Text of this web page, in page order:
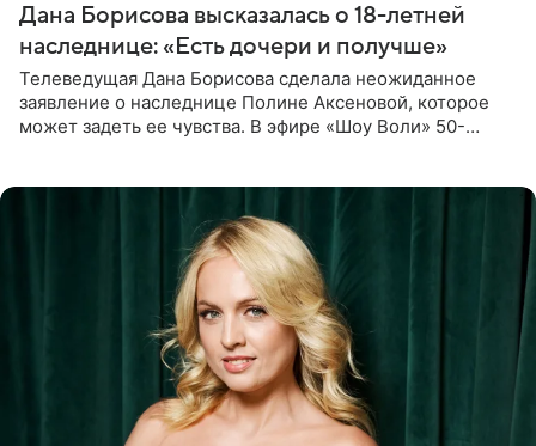
Дана Борисова высказалась о 18-летней
наследнице: «Есть дочери и получше»
Телеведущая Дана Борисова сделала неожиданное
заявление о наследнице Полине Аксеновой, которое
может задеть ее чувства. В эфире «Шоу Воли» 50-